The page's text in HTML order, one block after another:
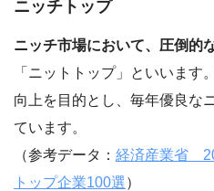
ニッチトップ
ニッチ市場において、圧倒的
「ニットトップ」といいます
向上を目的とし、毎年優良な
ています。
（参考データ： 経済産業省
トップ企業100選）